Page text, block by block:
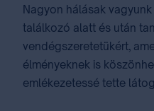
Nagyon hálásak
találkozó alatt és után
vendégszeretetükért,
élményeknek is
emlékezetessé tette